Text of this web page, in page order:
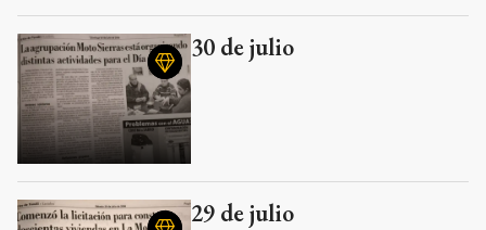
30 de julio
29 de julio